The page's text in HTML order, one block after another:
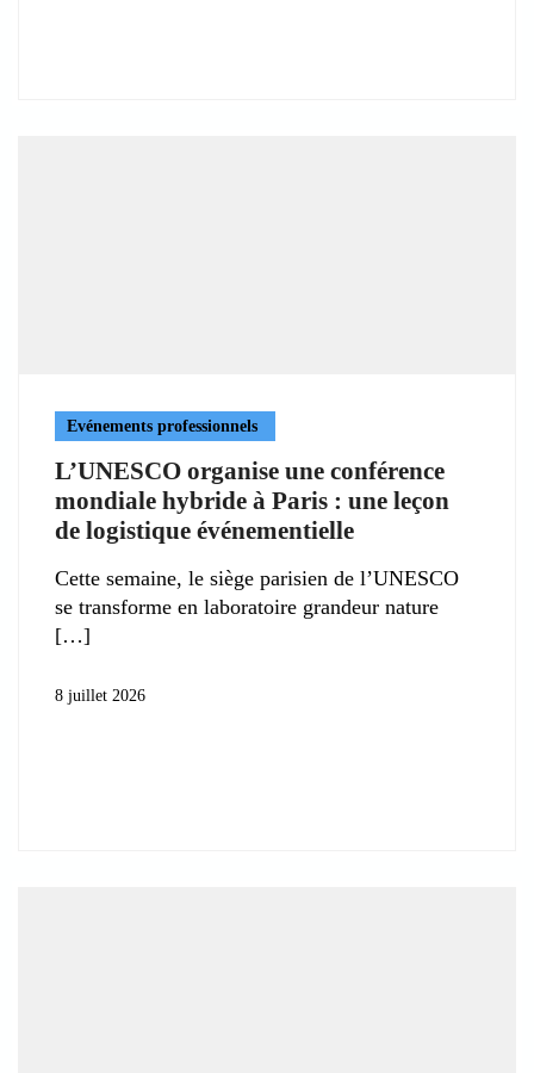
Evénements professionnels
L’UNESCO organise une conférence
mondiale hybride à Paris : une leçon
de logistique événementielle
Cette semaine, le siège parisien de l’UNESCO
se transforme en laboratoire grandeur nature
8 juillet 2026